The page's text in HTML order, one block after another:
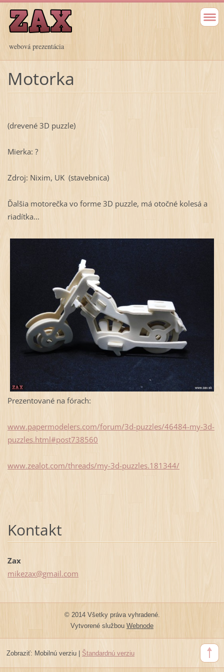
webová prezentácia
Motorka
(drevené 3D puzzle)
Mierka: ?
Zdroj: Nixim, UK (stavebnica)
Ďalšia motorečka vo forme 3D puzzle, má otočné kolesá a
riadítka...
Prezentované na fórach:
www.papermodelers.com/forum/3d-puzzles/46484-my-3d-
puzzles.html#post738560
www.zealot.com/threads/my-3d-puzzles.181344/
Kontakt
Zax
mikezax@gmail.com
© 2014 Všetky práva vyhradené.
Vytvorené službou Webnode
Zobraziť: Mobilnú verziu| Štandardnú verziu